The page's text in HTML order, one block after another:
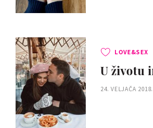
LOVE&SEX
U životu
24. VELJAČA 2018.